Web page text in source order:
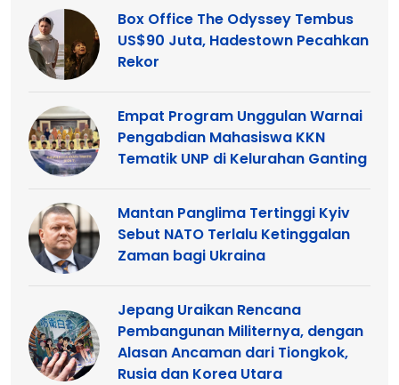
Box Office The Odyssey Tembus
US$90 Juta, Hadestown Pecahkan
Rekor
Empat Program Unggulan Warnai
Pengabdian Mahasiswa KKN
Tematik UNP di Kelurahan Ganting
Mantan Panglima Tertinggi Kyiv
Sebut NATO Terlalu Ketinggalan
Zaman bagi Ukraina
Jepang Uraikan Rencana
Pembangunan Militernya, dengan
Alasan Ancaman dari Tiongkok,
Rusia dan Korea Utara